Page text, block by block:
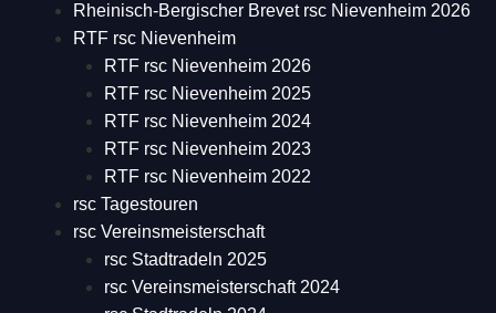
Rheinisch-Bergischer Brevet rsc Nievenheim 2026
RTF rsc Nievenheim
RTF rsc Nievenheim 2026
RTF rsc Nievenheim 2025
RTF rsc Nievenheim 2024
RTF rsc Nievenheim 2023
RTF rsc Nievenheim 2022
rsc Tagestouren
rsc Vereinsmeisterschaft
rsc Stadtradeln 2025
rsc Vereinsmeisterschaft 2024